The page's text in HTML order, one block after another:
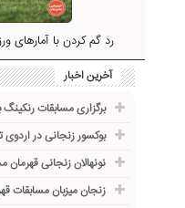
رد گم کردن با آمارهای
آخرین اخبار
برگزاری مسابقات رنکینگ
بوکسور زنجانی در اردوی
نونهالان زنجانی
زنجان میزبان مسابقات